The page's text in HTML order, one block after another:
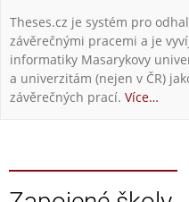
Theses.cz je systém pro
závěrečnými pracemi a je
informatiky Masarykovy
a univerzitám (nejen v ČR)
závěrečných prací. Více…